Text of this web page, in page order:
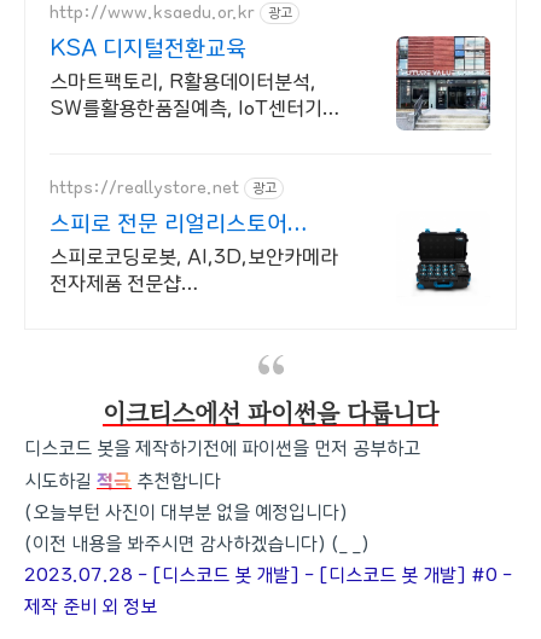
http://www.ksaedu.or.kr 광고
KSA 디지털전환교육
스마트팩토리, R활용데이터분석,
SW를활용한품질예측, IoT센터기술,
https://reallystore.net 광고
스피로 전문 리얼리스토어
코딩교육을 쉽고 재밌게
스피로코딩로봇, AI,3D,보안카메라
전자제품 전문샵
이크티스에선 파이썬을 다룹니다
디스코드 봇을 제작하기전에 파이썬을 먼저 공부하고
시도하길 적극 추천합니다
(오늘부턴 사진이 대부분 없을 예정입니다)
(이전 내용을 봐주시면 감사하겠습니다) (_ _)
2023.07.28 - [디스코드 봇 개발] - [디스코드 봇 개발] #0 -
제작 준비 외 정보